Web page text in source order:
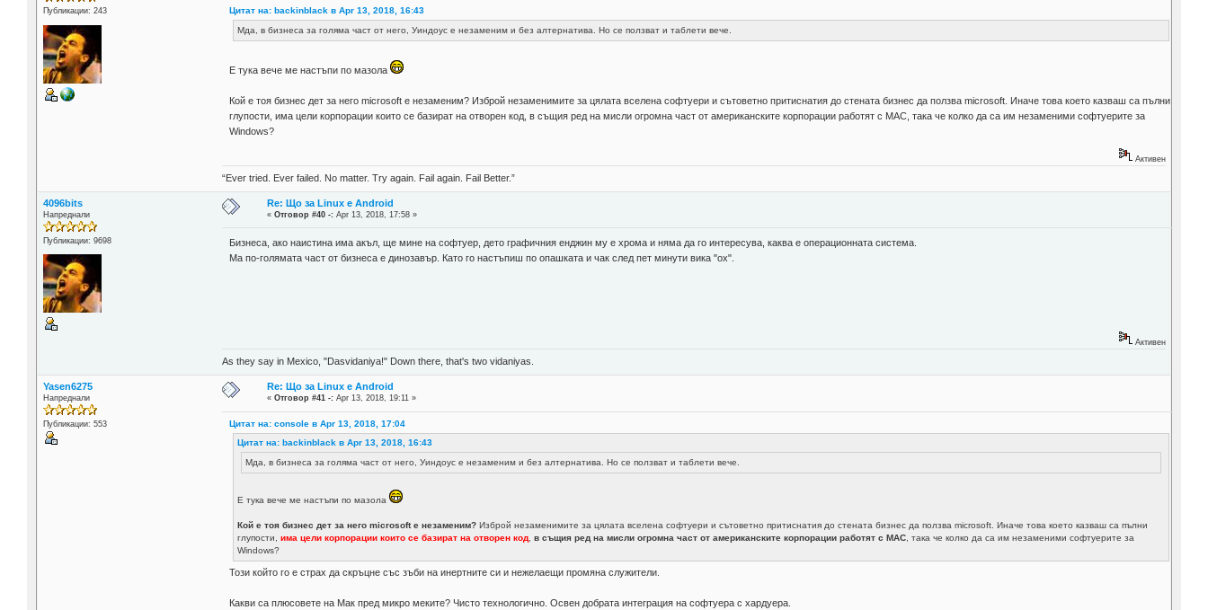
Публикации: 243
Цитат на: backinblack в Apr 13, 2018, 16:43
Мда, в бизнеса за голяма част от него, Уиндоус е незаменим и без алтернатива. Но се ползват и таблети вече.
Е тука вече ме настъпи по мазола
Кой е тоя бизнес дет за него microsoft е незаменим? Изброй незаменимите за цялата вселена софтуери и сътоветно притиснатия до стената бизнес да ползва microsoft. Иначе това което казваш са пълни
глупости, има цели корпорации които се базират на отворен код, в същия ред на мисли огромна част от американските корпорации работят с MAC, така че колко да са им незаменими софтуерите за
Windows?
Активен
“Ever tried. Ever failed. No matter. Try again. Fail again. Fail Better.”
4096bits
Напреднали
Публикации: 9698
Re: Що за Linux е Android
«Отговор #40 -: Apr 13, 2018, 17:58 »
Бизнеса, ако наистина има акъл, ще мине на софтуер, дето графичния енджин му е хрома и няма да го интересува, каква е операционната система.
Ма по-голямата част от бизнеса е динозавър. Като го настъпиш по опашката и чак след пет минути вика "ох".
Активен
As they say in Mexico, "Dasvidaniya!" Down there, that's two vidaniyas.
Yasen6275
Напреднали
Публикации: 553
Re: Що за Linux е Android
«Отговор #41 -: Apr 13, 2018, 19:11 »
Цитат на: console в Apr 13, 2018, 17:04
Цитат на: backinblack в Apr 13, 2018, 16:43
Мда, в бизнеса за голяма част от него, Уиндоус е незаменим и без алтернатива. Но се ползват и таблети вече.
Е тука вече ме настъпи по мазола
Кой е тоя бизнес дет за него microsoft е незаменим? Изброй незаменимите за цялата вселена софтуери и сътоветно притиснатия до стената бизнес да ползва microsoft. Иначе това което казваш са пълни
глупости,има цели корпорации които се базират на отворен код, в същия ред на мисли огромна част от американските корпорации работят с MAC, така че колко да са им незаменими софтуерите за
Windows?
Този който го е страх да скръцне със зъби на инертните си и нежелаещи промяна служители.
Какви са плюсовете на Мак пред микро меките? Чисто технологично. Освен добрата интеграция на софтуера с хардуера.